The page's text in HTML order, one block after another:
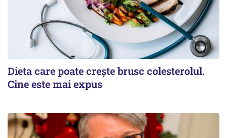
Dieta care poate crește brusc colesterolul.
Cine este mai expus